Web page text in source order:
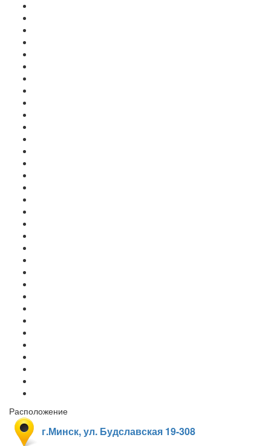
Расположение
г.Минск, ул. Будславская 19-308